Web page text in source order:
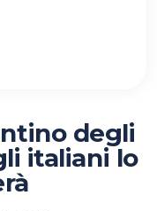
degli
italiani lo